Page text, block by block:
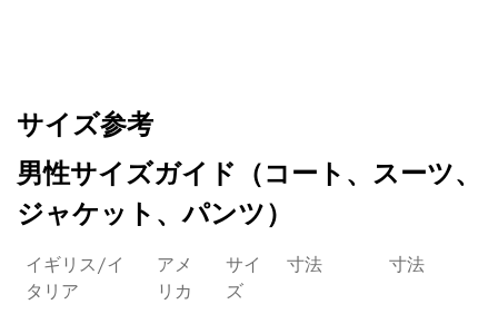
サイズ参考
男性サイズガイド（コート、スーツ、
ジャケット、パンツ）
イギリス/イ
タリア
アメ
リカ
サイ
ズ
寸法 寸法